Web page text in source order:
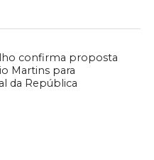
confirma proposta
Martins para
da República